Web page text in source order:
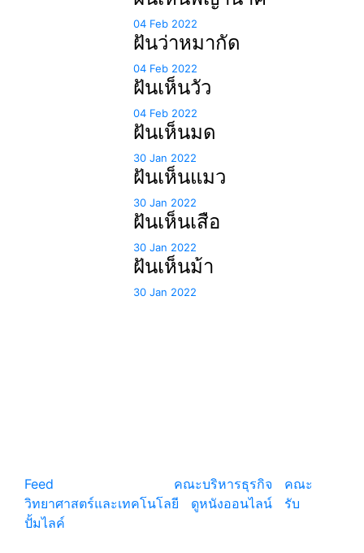
04 Feb 2022
ฝันว่าหมากัด
04 Feb 2022
ฝันเห็นวัว
04 Feb 2022
ฝันเห็นมด
30 Jan 2022
ฝันเห็นแมว
30 Jan 2022
ฝันเห็นเสือ
30 Jan 2022
ฝันเห็นม้า
30 Jan 2022
Feed
คณะบริหารธุรกิจ
คณะ
วิทยาศาสตร์และเทคโนโลยี
ดูหนังออนไลน์
รับ
ปั้มไลค์